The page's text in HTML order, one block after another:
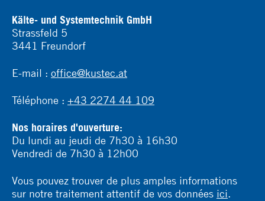
Kälte- und Systemtechnik GmbH
Strassfeld 5
3441 Freundorf
E-mail : office@kustec.at
Téléphone : +43 2274 44 109
Nos horaires d'ouverture:
Du lundi au jeudi de 7h30 à 16h30
Vendredi de 7h30 à 12h00
Vous pouvez trouver de plus amples informations
sur notre traitement attentif de vos données ici.